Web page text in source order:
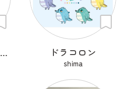
ノリノリのりマッキーさん ドラコロン
shima